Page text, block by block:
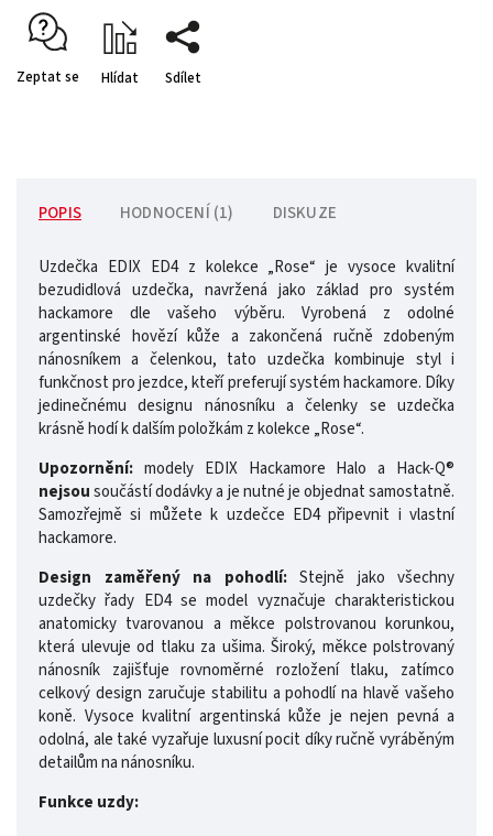
Zeptat se Hlídat Sdílet
POPIS HODNOCENÍ (1) DISKUZE
Uzdečka EDIX ED4 z kolekce „Rose“ je vysoce kvalitní
bezudidlová uzdečka, navržená jako základ pro systém
hackamore dle vašeho výběru. Vyrobená z odolné
argentinské hovězí kůže a zakončená ručně zdobeným
nánosníkem a čelenkou, tato uzdečka kombinuje styl i
funkčnost pro jezdce, kteří preferují systém hackamore. Díky
jedinečnému designu nánosníku a čelenky se uzdečka
krásně hodí k dalším položkám z kolekce „Rose“.
Upozornění: modely EDIX Hackamore Halo a Hack-Q®
nejsousoučástí dodávky a je nutné je objednat samostatně.
Samozřejmě si můžete k uzdečce ED4 připevnit i vlastní
hackamore.
Design zaměřený na pohodlí:Stejně jako všechny
uzdečky řady ED4 se model vyznačuje charakteristickou
anatomicky tvarovanou a měkce polstrovanou korunkou,
která ulevuje od tlaku za ušima. Široký, měkce polstrovaný
nánosník zajišťuje rovnoměrné rozložení tlaku, zatímco
celkový design zaručuje stabilitu a pohodlí na hlavě vašeho
koně. Vysoce kvalitní argentinská kůže je nejen pevná a
odolná, ale také vyzařuje luxusní pocit díky ručně vyráběným
detailům na nánosníku.
Funkce uzdy: